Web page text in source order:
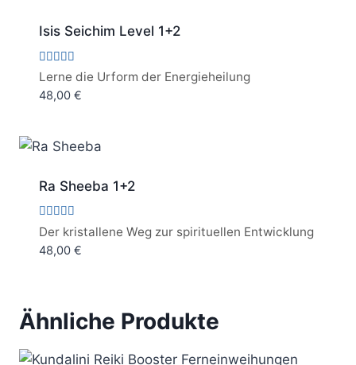
Isis Seichim Level 1+2
Bewertet
mit
5.00
Lerne die Urform der Energieheilung
48,00 €
Ra Sheeba 1+2
Bewertet
mit
5.00
Der kristallene Weg zur spirituellen Entwicklung
48,00 €
Ähnliche Produkte